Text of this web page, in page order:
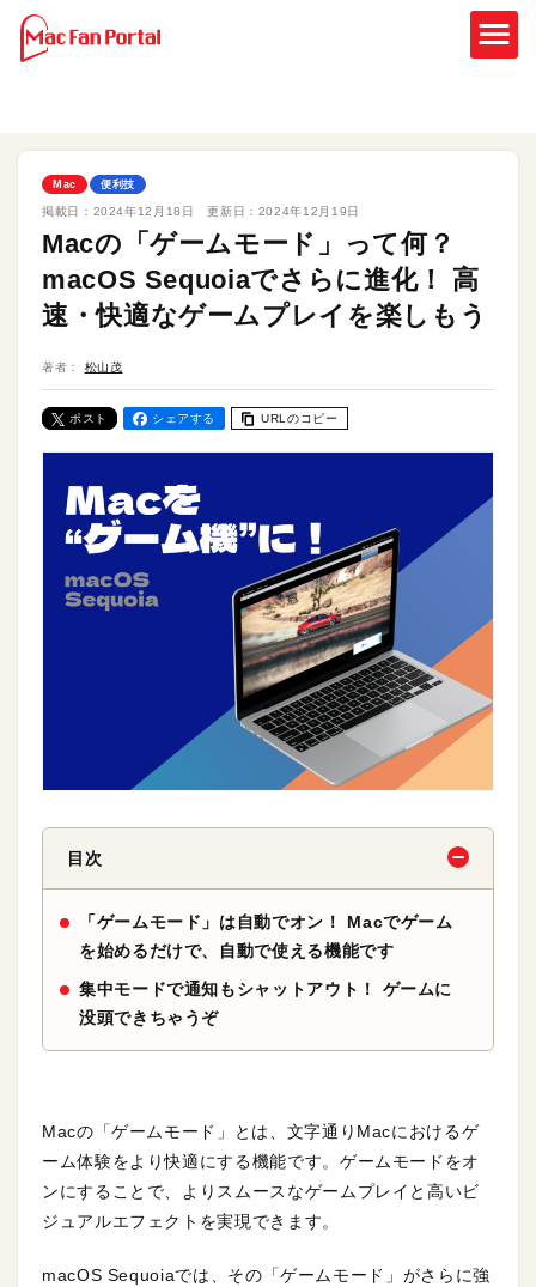
Mac 便利技
掲載日： 2024年12月18日 更新日： 2024年12月19日
Macの「ゲームモード」って何？
macOS Sequoiaでさらに進化！ 高
速・快適なゲームプレイを楽しもう
著者： 松山茂
ポスト シェアする URLのコピー
目次
「ゲームモード」は自動でオン！ Macでゲーム
を始めるだけで、自動で使える機能です
集中モードで通知もシャットアウト！ ゲームに
没頭できちゃうぞ
Macの「ゲームモード」とは、文字通りMacにおけるゲ
ーム体験をより快適にする機能です。ゲームモードをオ
ンにすることで、よりスムースなゲームプレイと高いビ
ジュアルエフェクトを実現できます。
macOS Sequoiaでは、その「ゲームモード」がさらに強